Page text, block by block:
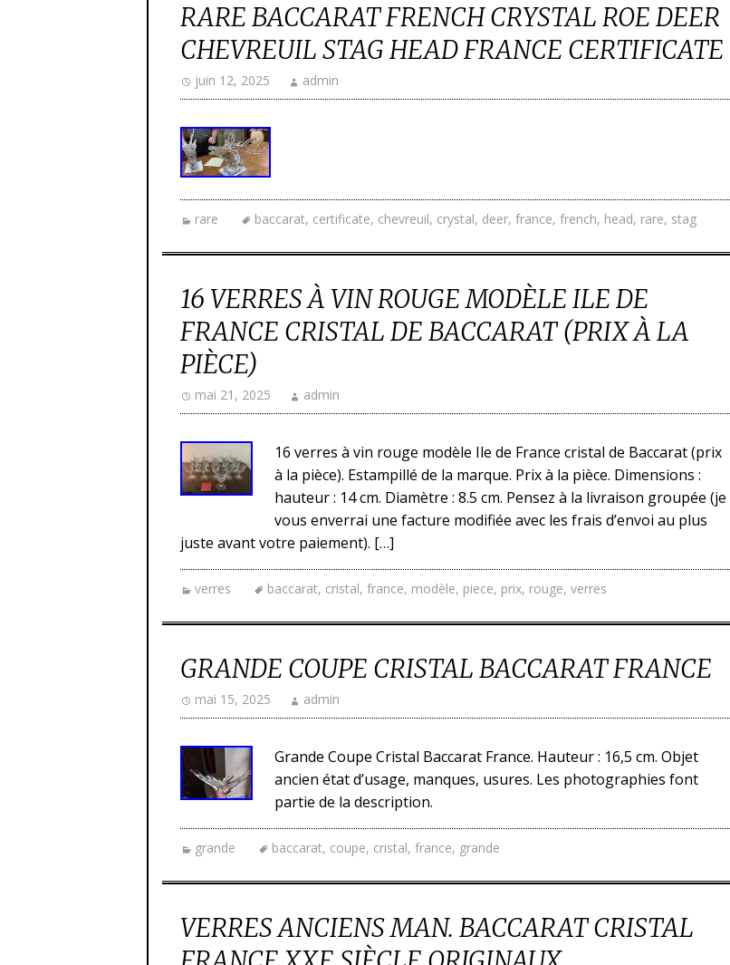
RARE BACCARAT FRENCH CRYSTAL ROE DEER
CHEVREUIL STAG HEAD FRANCE CERTIFICATE
juin 12, 2025 admin
rare baccarat, certificate, chevreuil, crystal, deer, france, french, head, rare, stag
16 VERRES À VIN ROUGE MODÈLE ILE DE
FRANCE CRISTAL DE BACCARAT (PRIX À LA
PIÈCE)
mai 21, 2025 admin
16 verres à vin rouge modèle Ile de France cristal de Baccarat (prix
à la pièce). Estampillé de la marque. Prix à la pièce. Dimensions :
hauteur : 14 cm. Diamètre : 8.5 cm. Pensez à la livraison groupée (je
vous enverrai une facture modifiée avec les frais d’envoi au plus
juste avant votre paiement). […]
verres baccarat, cristal, france, modèle, piece, prix, rouge, verres
GRANDE COUPE CRISTAL BACCARAT FRANCE
mai 15, 2025 admin
Grande Coupe Cristal Baccarat France. Hauteur : 16,5 cm. Objet
ancien état d’usage, manques, usures. Les photographies font
partie de la description.
grande baccarat, coupe, cristal, france, grande
VERRES ANCIENS MAN. BACCARAT CRISTAL